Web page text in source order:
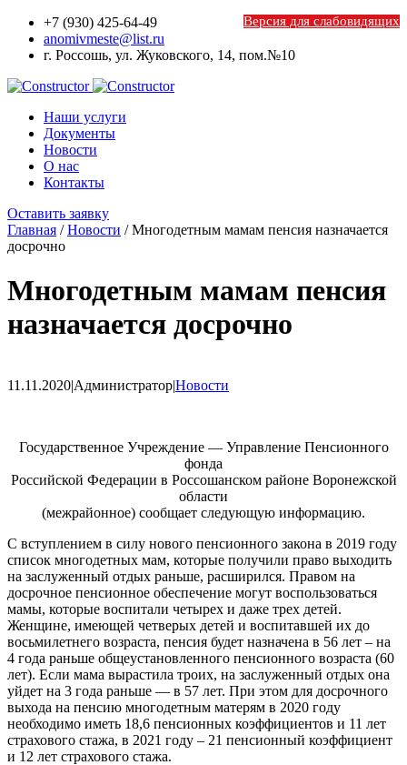
Версия для слабовидящих
+7 (930) 425-64-49
anomivmeste@list.ru
г. Россошь, ул. Жуковского, 14, пом.№10
Наши услуги
Документы
Новости
О наc
Контакты
Оставить заявку
Главная /Новости /Многодетным мамам пенсия назначается
досрочно
Многодетным мамам пенсия
назначается досрочно
11.11.2020|Администратор|Новости
Государственное Учреждение — Управление Пенсионного
фонда
Российской Федерации в Россошанском районе Воронежской
области
(межрайонное) сообщает следующую информацию.
С вступлением в силу нового пенсионного закона в 2019 году
список многодетных мам, которые получили право выходить
на заслуженный отдых раньше, расширился. Правом на
досрочное пенсионное обеспечение могут воспользоваться
мамы, которые воспитали четырех и даже трех детей.
Женщине, имеющей четверых детей и воспитавшей их до
восьмилетнего возраста, пенсия будет назначена в 56 лет – на
4 года раньше общеустановленного пенсионного возраста (60
лет). Если мама вырастила троих, на заслуженный отдых она
уйдет на 3 года раньше — в 57 лет. При этом для досрочного
выхода на пенсию многодетным матерям в 2020 году
необходимо иметь 18,6 пенсионных коэффициентов и 11 лет
страхового стажа, в 2021 году – 21 пенсионный коэффициент
и 12 лет страхового стажа.